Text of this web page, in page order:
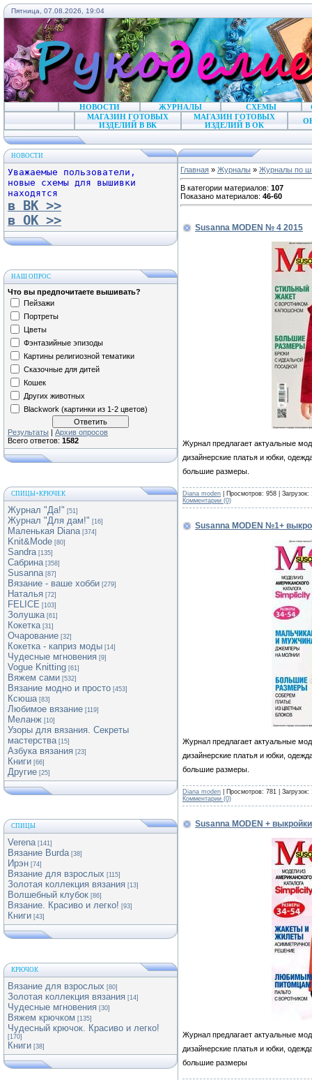
Пятница, 07.08.2026, 19:04
НОВОСТИ ЖУРНАЛЫ СХЕМЫ
МАГАЗИН ГОТОВЫХ
ИЗДЕЛИЙ В ВК
МАГАЗИН ГОТОВЫХ
ИЗДЕЛИЙ В ОК
НОВОСТИ
Уважаемые пользователи,
новые схемы для вышивки
находятся
в ВК >>
в ОК >>
НАШ ОПРОС
Что вы предпочитаете вышивать?
Пейзажи
Портреты
Цветы
Фэнтазийные эпизоды
Картины религиозной тематики
Сказочные для дитей
Кошек
Других животных
Blackwork (картинки из 1-2 цветов)
Результаты | Архив опросов
Всего ответов: 1582
СПИЦЫ+КРЮЧЕК
Журнал "Да!" [51]
Журнал "Для дам!" [16]
Маленькая Diana [374]
Knit&Mode [80]
Sandra [135]
Сабрина [358]
Susanna [87]
Вязание - ваше хобби [279]
Наталья [72]
FELICE [103]
Золушка [61]
Кокетка [31]
Очарование [32]
Кокетка - каприз моды [14]
Чудесные мгновения [9]
Vogue Knitting [61]
Вяжем сами [532]
Вязание модно и просто [453]
Ксюша [83]
Любимое вязание [119]
Меланж [10]
Узоры для вязания. Секреты
мастерства [15]
Азбука вязания [23]
Книги [66]
Другие [25]
СПИЦЫ
Verena [141]
Вязание Burda [38]
Ирэн [74]
Вязание для взрослых [115]
Золотая коллекция вязания [13]
Волшебный клубок [86]
Вязание. Красиво и легко! [93]
Книги [43]
КРЮЧОК
Вязание для взрослых [80]
Золотая коллекция вязания [14]
Чудесные мгновения [30]
Вяжем крючком [135]
Чудесный крючок. Красиво и легко!
[170]
Книги [38]
Главная » Журналы » Журналы по
В категории материалов: 107
Показано материалов: 46-60
Susanna MODEN № 4 2015
Журнал предлагает актуальные
дизайнерские платья и юбки,
большие размеры.
Diana moden | Просмотров: 958 |
Комментарии (0)
Susanna MODEN №1+
Журнал предлагает актуальные
дизайнерские платья и юбки,
большие размеры.
Diana moden | Просмотров: 781 |
Комментарии (0)
Susanna MODEN +
Журнал предлагает актуальные
дизайнерские платья и юбки,
большие размеры